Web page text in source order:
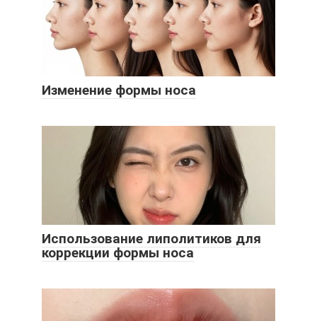
Изменение формы носа
Использование липолитиков для
коррекции формы носа